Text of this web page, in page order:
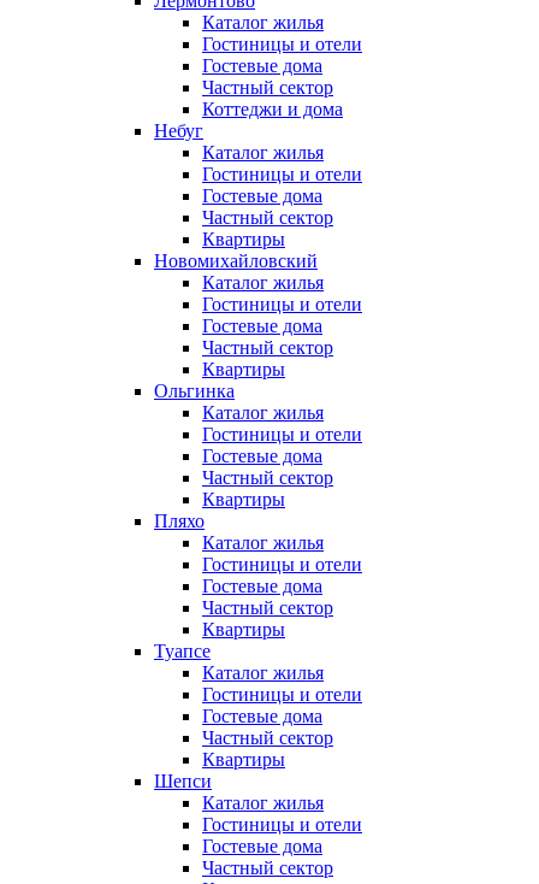
Каталог жилья
Гостиницы и отели
Гостевые дома
Частный сектор
Коттеджи и дома
Небуг
Каталог жилья
Гостиницы и отели
Гостевые дома
Частный сектор
Квартиры
Новомихайловский
Каталог жилья
Гостиницы и отели
Гостевые дома
Частный сектор
Квартиры
Ольгинка
Каталог жилья
Гостиницы и отели
Гостевые дома
Частный сектор
Квартиры
Пляхо
Каталог жилья
Гостиницы и отели
Гостевые дома
Частный сектор
Квартиры
Туапсе
Каталог жилья
Гостиницы и отели
Гостевые дома
Частный сектор
Квартиры
Шепси
Каталог жилья
Гостиницы и отели
Гостевые дома
Частный сектор